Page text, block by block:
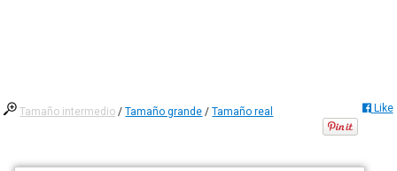
Tamaño intermedio /Tamaño grande /Tamaño real Like